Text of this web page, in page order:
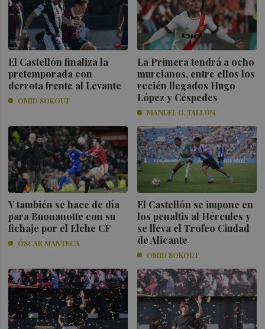
El Castellón finaliza la
pretemporada con
derrota frente al Levante
OMID SOKOUT
La Primera tendrá a ocho
murcianos, entre ellos los
recién llegados Hugo
López y Céspedes
MANUEL G. TALLÓN
Y también se hace de día
para Buonanotte con su
fichaje por el Elche CF
ÓSCAR MANTECA
El Castellón se impone en
los penaltis al Hércules y
se lleva el Trofeo Ciudad
de Alicante
OMID SOKOUT